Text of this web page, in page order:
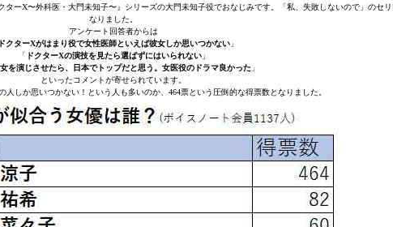
ーX〜外科医・大門未知子〜』シリーズの大門未知子役でおなじみです。「私、失敗しないので」のセ
なりました。
アンケート回答者からは
ドクターXがはまり役で女性医師といえば彼女しか思いつかない」
「 ドクターXの演技を見たら選ばずにはいられない」
を演じさせたら、日本でトップだと思う。女医役のドラマ良かった 」
といったコメントが寄せられています。
人しか思いつかない！という人も多いのか、464票という圧倒的な得票数となりました。